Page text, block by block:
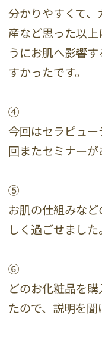
分かりやすくて
産など思った以
うにお肌へ影響
すかったです。
④
今回はセラピュ
回またセミナーが
⑤
お肌の仕組みな
しく過ごせました。
⑥
どのお化粧品を
たので、説明を聞